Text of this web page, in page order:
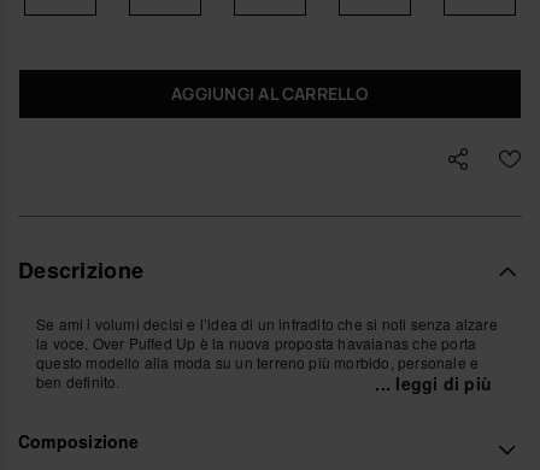
AGGIUNGI AL CARRELLO
Descrizione
Se ami i volumi decisi e l’idea di un infradito che si noti senza alzare
la voce, Over Puffed Up è la nuova proposta havaianas che porta
questo modello alla moda su un terreno più morbido, personale e
ben definito.
resta leggera, ti regala qualche millimetro in più e accompagna il
passo con una morbida elasticità, mentre i profili imbottiti avvolgono
... leggi di più
Composizione